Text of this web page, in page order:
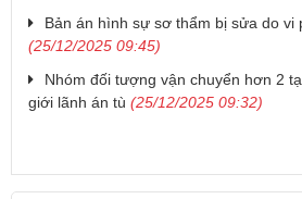
Bản án hình sự sơ thẩm bị sửa do vi
(25/12/2025 09:45)
Nhóm đối tượng vận chuyển hơn 2
giới lãnh án tù (25/12/2025 09:32)